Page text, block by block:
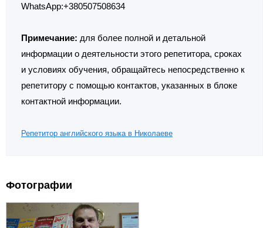
WhatsApp:+380507508634
Примечание: для более полной и детальной
информации о деятельности этого репетитора, сроках
и условиях обучения, обращайтесь непосредственно к
репетитору с помощью контактов, указанных в блоке
контактной информации.
Репетитор английского языка в Николаеве
Фотографии